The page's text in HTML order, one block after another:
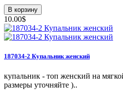
В корзину
10.00$
187034-2 Купальник женский
купальник - топ женский на
размеры уточняйте )..